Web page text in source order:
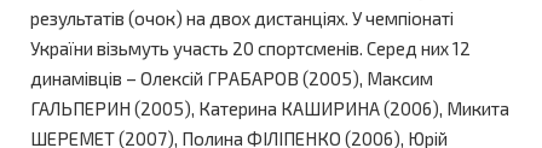
результатів (очок) на двох дистанціях. У чемпіонаті
України візьмуть участь 20 спортсменів. Серед них 12
динамівців – Олексій ГРАБАРОВ (2005), Максим
ГАЛЬПЕРИН (2005), Катерина КАШИРИНА (2006), Микита
ШЕРЕМЕТ (2007), Полина ФІЛІПЕНКО (2006), Юрій